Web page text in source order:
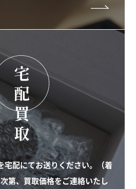
宅配にてお送りください。（着
第、買取価格をご連絡いたし